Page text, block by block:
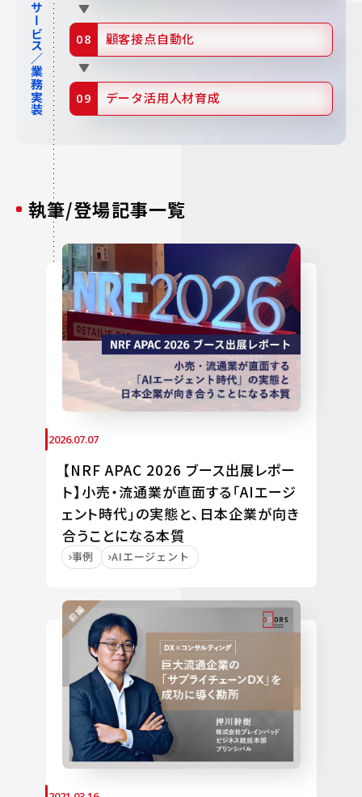
サービス／業務実装 顧客接点自動化
データ活用人材育成
執筆/登場記事一覧
2026.07.07
【NRF APAC 2026 ブース出展レポー
ト】小売・流通業が直面する「AIエージ
ェント時代」の実態と、日本企業が向き
合うことになる本質
事例 AIエージェント